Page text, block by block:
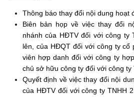
Thông báo thay đổi nội dung hoạt
Biên bản họp về việc thay đổi
nhánh của HĐTV đối với công ty
lên, của HĐQT đối với công ty cổ
viên hợp danh đối với công ty
chủ sở hữu công ty đối với công ty
Quyết định về việc thay đổi nội
của HĐTV đối với công ty TNHH